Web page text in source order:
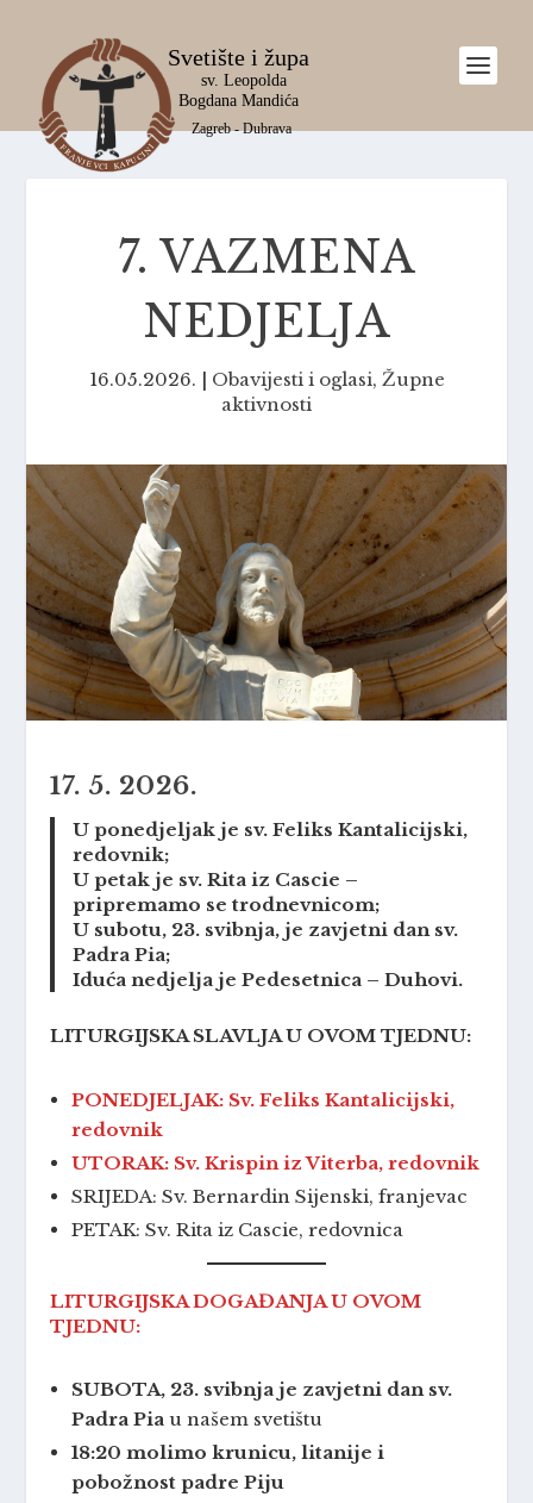
7. VAZMENA
NEDJELJA
16.05.2026. | Obavijesti i oglasi, Župne
aktivnosti
17. 5. 2026.
U ponedjeljak je sv. Feliks Kantalicijski,
redovnik;
U petak je sv. Rita iz Cascie –
pripremamo se trodnevnicom;
U subotu, 23. svibnja, je zavjetni dan sv.
Padra Pia;
Iduća nedjelja je Pedesetnica – Duhovi.
LITURGIJSKA SLAVLJA U OVOM TJEDNU:
PONEDJELJAK: Sv. Feliks Kantalicijski,
redovnik
UTORAK: Sv. Krispin iz Viterba, redovnik
SRIJEDA: Sv. Bernardin Sijenski, franjevac
PETAK: Sv. Rita iz Cascie, redovnica
LITURGIJSKA DOGAĐANJA U OVOM
TJEDNU:
SUBOTA, 23. svibnja je zavjetni dan sv.
Padra Piau našem svetištu
18:20 molimo krunicu, litanije i
pobožnost padre Piju